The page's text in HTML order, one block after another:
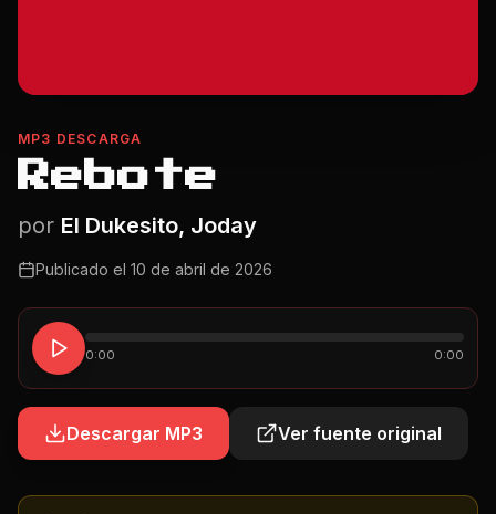
MP3 DESCARGA
Rebote
por El Dukesito, Joday
Publicado el 10 de abril de 2026
0:00 0:00
Descargar MP3 Ver fuente original